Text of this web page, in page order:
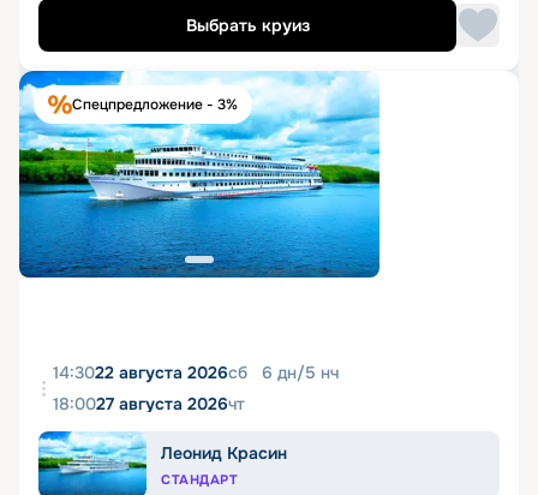
Выбрать круиз
Спецпредложение - 3%
14:3022 августа 2026сб 6 дн/5 нч
18:0027 августа 2026чт
Леонид Красин
СТАНДАРТ